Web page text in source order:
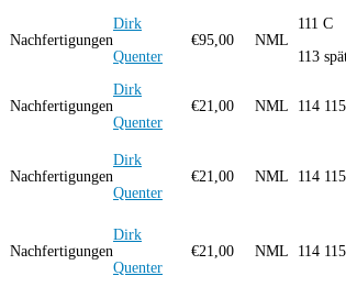
Nachfertigungen
Dirk
Quenter
€95,00 NML
111 C
113
Nachfertigungen
Dirk
Quenter
€21,00 NML 114 115
Nachfertigungen
Dirk
Quenter
€21,00 NML 114 115
Nachfertigungen
Dirk
Quenter
€21,00 NML 114 115